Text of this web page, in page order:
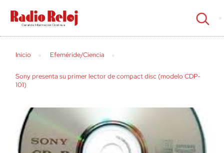
cerrar
Inicio Efeméride/Ciencia
Sony presenta su primer lector de compact disc (modelo CDP-
101)